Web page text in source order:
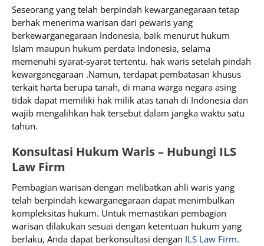
Seseorang yang telah berpindah kewarganegaraan tetap
berhak menerima warisan dari pewaris yang
berkewarganegaraan Indonesia, baik menurut hukum
Islam maupun hukum perdata Indonesia, selama
memenuhi syarat-syarat tertentu. hak waris setelah pindah
kewarganegaraan .Namun, terdapat pembatasan khusus
terkait harta berupa tanah, di mana warga negara asing
tidak dapat memiliki hak milik atas tanah di Indonesia dan
wajib mengalihkan hak tersebut dalam jangka waktu satu
tahun.
Konsultasi Hukum Waris – Hubungi ILS
Law Firm
Pembagian warisan dengan melibatkan ahli waris yang
telah berpindah kewarganegaraan dapat menimbulkan
kompleksitas hukum. Untuk memastikan pembagian
warisan dilakukan sesuai dengan ketentuan hukum yang
berlaku, Anda dapat berkonsultasi dengan ILS Law Firm.